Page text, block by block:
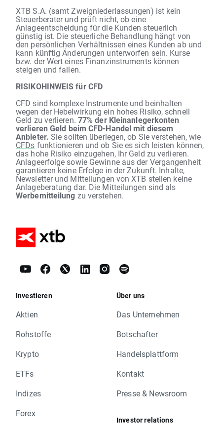
XTB S.A. (samt Zweigniederlassungen) ist kein
Steuerberater und prüft nicht, ob eine
Anlageentscheidung für die Kunden steuerlich
günstig ist. Die steuerliche Behandlung hängt von
den persönlichen Verhältnissen eines Kunden ab und
kann künftig Änderungen unterworfen sein. Kurse
bzw. der Wert eines Finanzinstruments können
steigen und fallen.
RISIKOHINWEIS für CFD
CFD sind komplexe Instrumente und beinhalten
wegen der Hebelwirkung ein hohes Risiko, schnell
Geld zu verlieren. 77% der Kleinanlegerkonten
verlieren Geld beim CFD-Handel mit diesem
Anbieter. Sie sollten überlegen, ob Sie verstehen, wie
CFDs funktionieren und ob Sie es sich leisten können,
das hohe Risiko einzugehen, Ihr Geld zu verlieren.
Anlageerfolge sowie Gewinne aus der Vergangenheit
garantieren keine Erfolge in der Zukunft. Inhalte,
Newsletter und Mitteilungen von XTB stellen keine
Anlageberatung dar. Die Mitteilungen sind als
Werbemitteilung zu verstehen.
Investieren
Aktien
Rohstoffe
Krypto
ETFs
Indizes
Forex
Über uns
Das Unternehmen
Botschafter
Handelsplattform
Kontakt
Presse & Newsroom
Investor relations